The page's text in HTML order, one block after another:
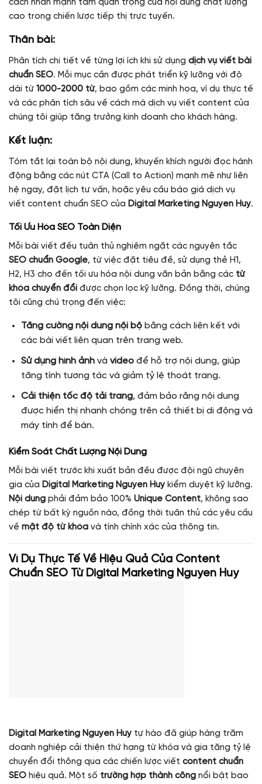
cách nhấn mạnh tầm quan trọng của nội dung chất lượng
cao trong chiến lược tiếp thị trực tuyến.
Thân bài:
Phân tích chi tiết về từng lợi ích khi sử dụng dịch vụ viết bài
chuẩn SEO. Mỗi mục cần được phát triển kỹ lưỡng với độ
dài từ 1000-2000 từ, bao gồm các minh họa, ví dụ thực tế
và các phân tích sâu về cách mà dịch vụ viết content của
chúng tôi giúp tăng trưởng kinh doanh cho khách hàng.
Kết luận:
Tóm tắt lại toàn bộ nội dung, khuyến khích người đọc hành
động bằng các nút CTA (Call to Action) mạnh mẽ như liên
hệ ngay, đặt lịch tư vấn, hoặc yêu cầu báo giá dịch vụ
viết content chuẩn SEO của Digital Marketing Nguyen Huy.
Tối Ưu Hóa SEO Toàn Diện
Mỗi bài viết đều tuân thủ nghiêm ngặt các nguyên tắc
SEO chuẩn Google, từ việc đặt tiêu đề, sử dụng thẻ H1,
H2, H3 cho đến tối ưu hóa nội dung văn bản bằng các từ
khóa chuyển đổi được chọn lọc kỹ lưỡng. Đồng thời, chúng
tôi cũng chú trọng đến việc:
Tăng cường nội dung nội bộbằng cách liên kết với
các bài viết liên quan trên trang web.
Sử dụng hình ảnhvà videođể hỗ trợ nội dung, giúp
tăng tính tương tác và giảm tỷ lệ thoát trang.
Cải thiện tốc độ tải trang, đảm bảo rằng nội dung
được hiển thị nhanh chóng trên cả thiết bị di động và
máy tính để bàn.
Kiểm Soát Chất Lượng Nội Dung
Mỗi bài viết trước khi xuất bản đều được đội ngũ chuyên
gia của Digital Marketing Nguyen Huy kiểm duyệt kỹ lưỡng.
Nội dung phải đảm bảo 100% Unique Content, không sao
chép từ bất kỳ nguồn nào, đồng thời tuân thủ các yêu cầu
về mật độ từ khóa và tính chính xác của thông tin.
Ví Dụ Thực Tế Về Hiệu Quả Của Content
Chuẩn SEO Từ Digital Marketing Nguyen Huy
Digital Marketing Nguyen Huy tự hào đã giúp hàng trăm
doanh nghiệp cải thiện thứ hạng từ khóa và gia tăng tỷ lệ
chuyển đổi thông qua các chiến lược viết content chuẩn
SEO hiệu quả. Một số trường hợp thành công nổi bật bao